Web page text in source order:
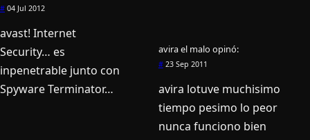
# 04 Jul 2012
avast! Internet
Security… es
inpenetrable junto con
Spyware Terminator…
avira el malo opinó:
#23 Sep 2011
avira lotuve muchisimo
tiempo pesimo lo peor
nunca funciono bien